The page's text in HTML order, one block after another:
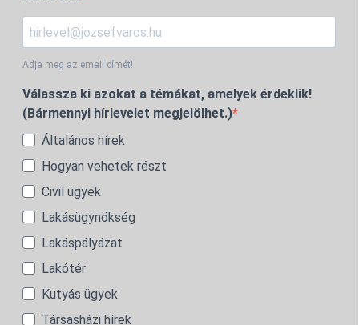
Adja meg az email címét!
Válassza ki azokat a témákat, amelyek érdeklik!
(Bármennyi hírlevelet megjelölhet.)
Általános hírek
Hogyan vehetek részt
Civil ügyek
Lakásügynökség
Lakáspályázat
Lakótér
Kutyás ügyek
Társasházi hírek